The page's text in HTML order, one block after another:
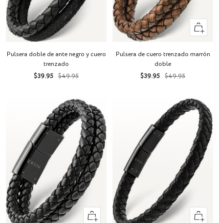
Pulsera doble de ante negro y cuero
trenzado
Precio
$39.95 Precio
$49.95
Vista
rápida
Pulsera de cuero trenzado marrón
doble
Precio
$39.95 Precio
$49.95
Vista
Vista